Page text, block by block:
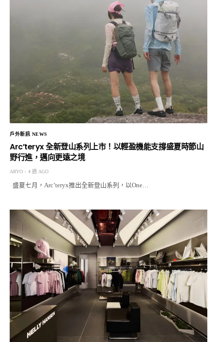
戶外新訊 NEWS
Arc’teryx 全新登山系列上市！以輕盈機能支撐盛夏時節山
野行進，邁向更遠之境
ARYO 4 週 AGO
盛夏七月，Arc’teryx推出全新登山系列，以One…